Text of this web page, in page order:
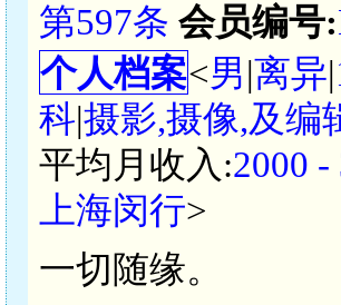
第597条 会员编号:
个人档案<男|离异|
科|摄影,摄像,及编
平均月收入:2000
上海闵行>
一切随缘。